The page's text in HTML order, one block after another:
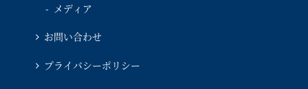
メディア
お問い合わせ
プライバシーポリシー